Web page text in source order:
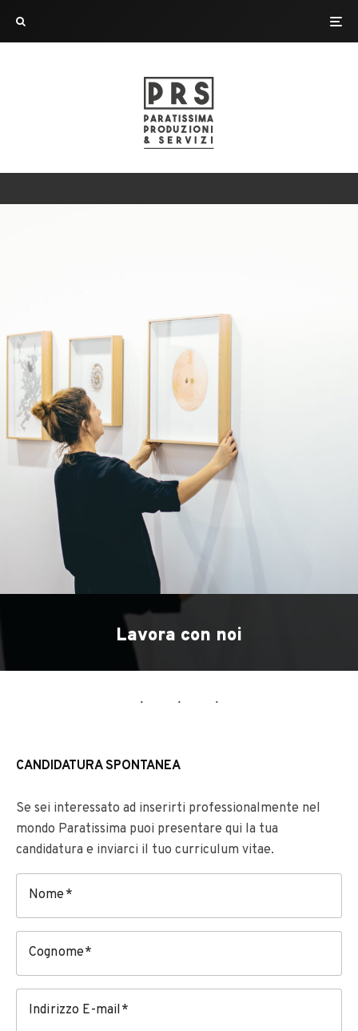
Lavora con noi
CANDIDATURA SPONTANEA
Se sei interessato ad inserirti professionalmente nel
mondo Paratissima puoi presentare qui la tua
candidatura e inviarci il tuo curriculum vitae.
Nome
Cognome
Indirizzo E-mail